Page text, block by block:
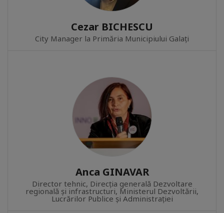
Cezar BICHESCU
City Manager la Primăria Municipiului Galați
Anca GINAVAR
Director tehnic, Direcția generală Dezvoltare
regională și infrastructuri, Ministerul Dezvoltării,
Lucrărilor Publice și Administrației